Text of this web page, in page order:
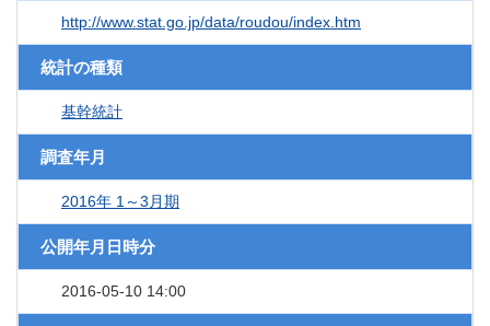
http://www.stat.go.jp/data/roudou/index.htm
統計の種類
基幹統計
調査年月
2016年 1～3月期
公開年月日時分
2016-05-10 14:00